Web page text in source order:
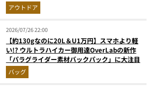
アウトドア
2026/07/26 22:00
【約130gなのに20L＆U1万円】スマホより軽
い!? ウルトラハイカー御用達OverLabの新作
「パラグライダー素材バックパック」に大注目
バッグ